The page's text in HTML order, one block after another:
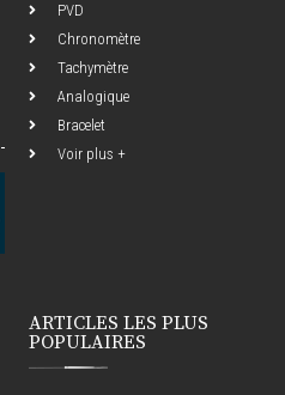
PVD
Chronomètre
Tachymètre
Analogique
Bracelet
Voir plus +
ARTICLES LES PLUS
POPULAIRES